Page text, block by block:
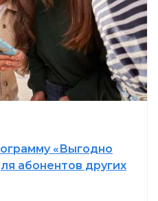
«Выгодно
абонентов других